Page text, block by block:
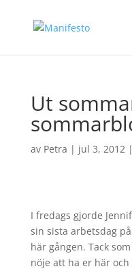
Ut
av Petra | jul 3, 2012|
I fredags gjorde
sin sista arbetsdag
här gången. Tack
nöje att ha er här